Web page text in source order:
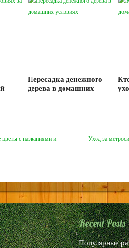
Пересадка денежного
дерева в домашних
с названиями и
Уход за
Recent Posts
Популярные